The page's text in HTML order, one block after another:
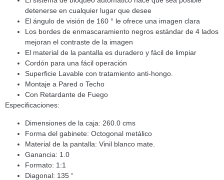
detenerse en cualquier lugar que desee
El ángulo de visión de 160 ° le ofrece una imagen clara
Los bordes de enmascaramiento negros estándar de 4 lados
mejoran el contraste de la imagen
El material de la pantalla es duradero y fácil de limpiar
Cordón para una fácil operación
Superficie Lavable con tratamiento anti-hongo.
Montaje a Pared o Techo
Con Retardante de Fuego
Especificaciones:
Dimensiones de la caja: 260.0 cms
Forma del gabinete: Octogonal metálico
Material de la pantalla: Vinil blanco mate.
Ganancia: 1.0
Formato: 1:1
Diagonal: 135 “